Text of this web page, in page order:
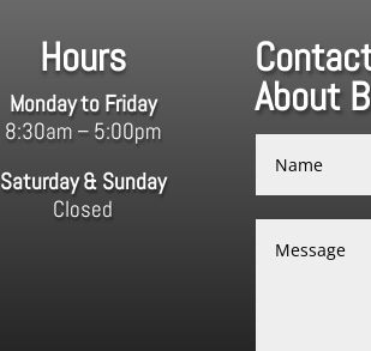
Hours
Monday to Friday
8:30am – 5:00pm
Saturday & Sunday
Closed
About